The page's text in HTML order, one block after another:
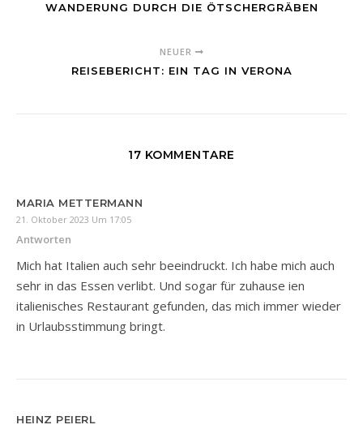
WANDERUNG DURCH DIE ÖTSCHERGRÄBEN
NEUER
REISEBERICHT: EIN TAG IN VERONA
17 KOMMENTARE
MARIA METTERMANN
21. Oktober 2023 Um 17:05
Antworten
Mich hat Italien auch sehr beeindruckt. Ich habe mich auch
sehr in das Essen verlibt. Und sogar für zuhause ien
italienisches Restaurant gefunden, das mich immer wieder
in Urlaubsstimmung bringt.
HEINZ PEIERL